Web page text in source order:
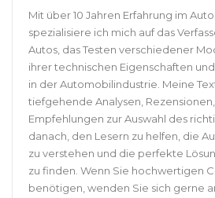
Mit über 10 Jahren Erfahrung im
spezialisiere ich mich auf das
Autos, das Testen verschiedener
ihrer technischen Eigenschaften
in der Automobilindustrie. Meine
tiefgehende Analysen,
Empfehlungen zur Auswahl des
danach, den Lesern zu helfen, die
zu verstehen und die perfekte
zu finden. Wenn Sie hochwertigen
benötigen, wenden Sie sich gerne